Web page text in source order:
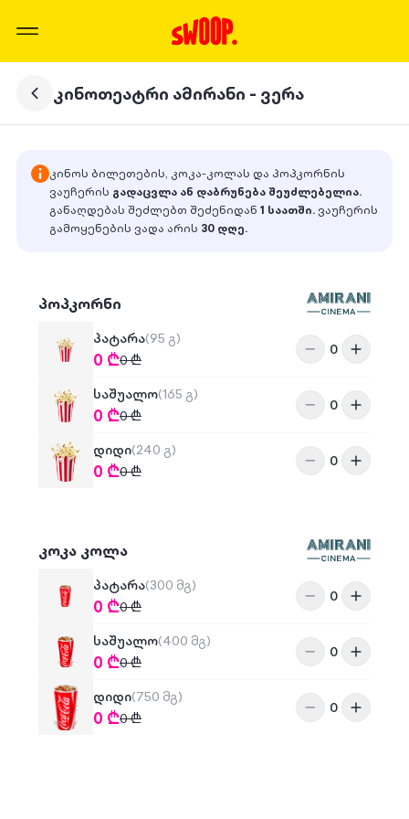
კინოთეატრი ამირანი - ვერა
კინოს ბილეთების, კოკა-კოლას და პოპკორნის
ვაუჩერის გადაცვლა ან დაბრუნება შეუძლებელია.
განაღდებას შეძლებთ შეძენიდან 1 საათში. ვაუჩერის
გამოყენების ვადა არის 30 დღე.
პოპკორნი
პატარა(95 გ)
0 ₾0₾
0
საშუალო(165 გ)
0 ₾0₾
0
დიდი(240 გ)
0 ₾0₾
0
კოკა კოლა
პატარა(300 მგ)
0 ₾0₾
0
საშუალო(400 მგ)
0 ₾0₾
0
დიდი(750 მგ)
0 ₾0₾
0